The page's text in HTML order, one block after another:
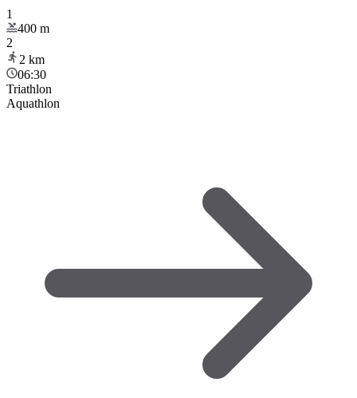
1
400 m
2
2 km
06:30
Triathlon
Aquathlon